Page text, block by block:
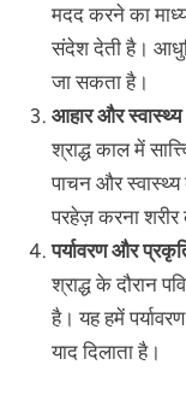
मदद करने का
संदेश देती है।
जा सकता है।
आहार और स्वास्थ्य
श्राद्ध काल में
पाचन और
परहेज़ करना शरीर
पर्यावरण और
श्राद्ध के दौरान
है। यह हमें
याद दिलाता है।